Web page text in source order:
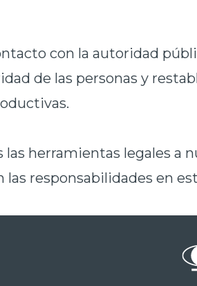
con la autoridad
de las personas y
herramientas legales a
las responsabilidades en